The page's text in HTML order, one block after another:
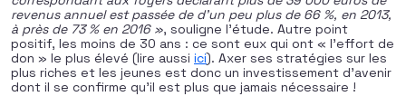
revenus annuel est passée de d’un peu plus de 66 %, en 2013,
à près de 73 % en 2016 », souligne l’étude. Autre point
positif, les moins de 30 ans : ce sont eux qui ont « l’effort de
don » le plus élevé (lire aussi ici). Axer ses stratégies sur les
plus riches et les jeunes est donc un investissement d’avenir
dont il se confirme qu’il est plus que jamais nécessaire !